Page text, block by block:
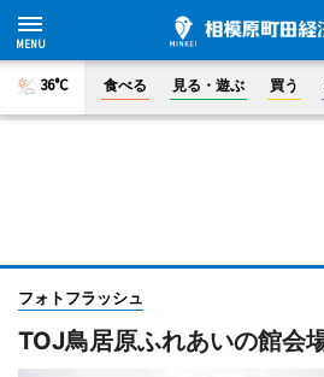
36°C 食べる 見る・遊ぶ 買う
フォトフラッシュ
TOJ鳥居原ふれあいの館会